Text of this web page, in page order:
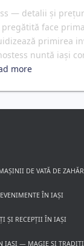
— detalii și
face
primirea
nuntă iași
more
DE VATĂ DE
ÎN IAȘI
ȘI RECEPȚII ÎN IAȘI
IAȘI — MAGIE ȘI